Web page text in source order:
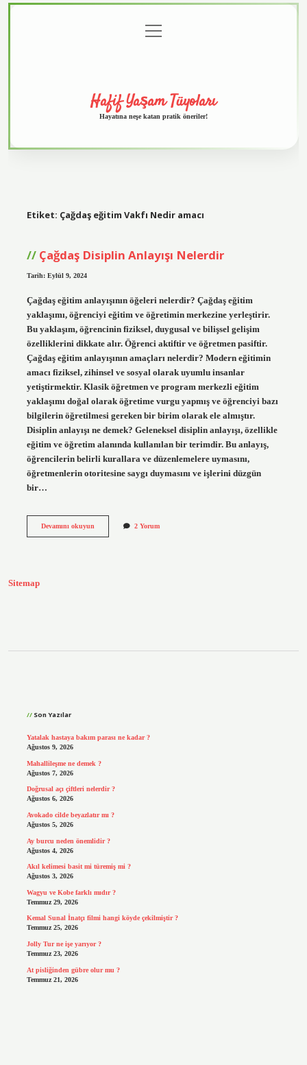
menüyü
aç
Hafif Yaşam Tüyoları
Hayatına neşe katan pratik öneriler!
Etiket: Çağdaş eğitim Vakfı Nedir amacı
Çağdaş Disiplin Anlayışı Nelerdir
Tarih: Eylül 9, 2024
Çağdaş eğitim anlayışının öğeleri nelerdir? Çağdaş eğitim
yaklaşımı, öğrenciyi eğitim ve öğretimin merkezine yerleştirir.
Bu yaklaşım, öğrencinin fiziksel, duygusal ve bilişsel gelişim
özelliklerini dikkate alır. Öğrenci aktiftir ve öğretmen pasiftir.
Çağdaş eğitim anlayışının amaçları nelerdir? Modern eğitimin
amacı fiziksel, zihinsel ve sosyal olarak uyumlu insanlar
yetiştirmektir. Klasik öğretmen ve program merkezli eğitim
yaklaşımı doğal olarak öğretime vurgu yapmış ve öğrenciyi bazı
bilgilerin öğretilmesi gereken bir birim olarak ele almıştır.
Disiplin anlayışı ne demek? Geleneksel disiplin anlayışı, özellikle
eğitim ve öğretim alanında kullanılan bir terimdir. Bu anlayış,
öğrencilerin belirli kurallara ve düzenlemelere uymasını,
öğretmenlerin otoritesine saygı duymasını ve işlerini düzgün
bir…
Devamını okuyunÇağdaş
2 Yorum
Sitemap
Son Yazılar
Yatalak hastaya bakım parası ne kadar ?
Ağustos 9, 2026
Mahallileşme ne demek ?
Ağustos 7, 2026
Doğrusal açı çiftleri nelerdir ?
Ağustos 6, 2026
Avokado cilde beyazlatır mı ?
Ağustos 5, 2026
Ay burcu neden önemlidir ?
Ağustos 4, 2026
Akıl kelimesi basit mi türemiş mi ?
Ağustos 3, 2026
Wagyu ve Kobe farklı mıdır ?
Temmuz 29, 2026
Kemal Sunal İnatçı filmi hangi köyde çekilmiştir ?
Temmuz 25, 2026
Jolly Tur ne işe yarıyor ?
Temmuz 23, 2026
At pisliğinden gübre olur mu ?
Temmuz 21, 2026